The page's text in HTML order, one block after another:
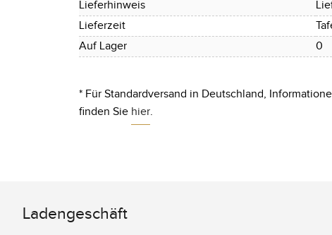
Lieferhinweis
Lieferzeit
Auf Lager
0
* Für Standardversand in Deutschland,
finden Sie hier.
Ladengeschäft